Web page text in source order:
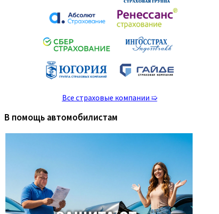
Все страховые компании ➯
В помощь автомобилистам